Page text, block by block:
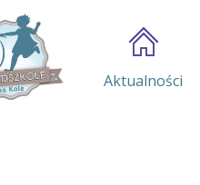
Aktualności